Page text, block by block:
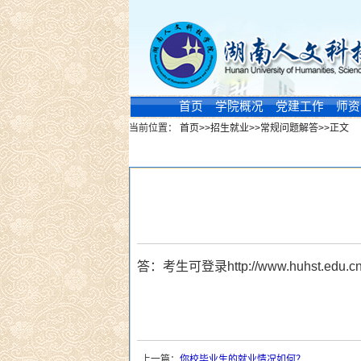
首页 学院概况 党建工作 师
当前位置： 首页>>招生就业>>常规问题解答>>正文
答： 考生可登录http://